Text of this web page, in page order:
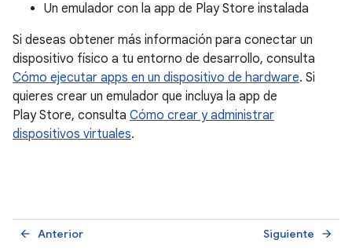
Un emulador con la app de Play Store instalada
Si deseas obtener más información para conectar un
dispositivo físico a tu entorno de desarrollo, consulta
Cómo ejecutar apps en un dispositivo de hardware. Si
quieres crear un emulador que incluya la app de
Play Store, consulta Cómo crear y administrar
dispositivos virtuales.
Anterior
arrow_back Siguiente arrow_forward